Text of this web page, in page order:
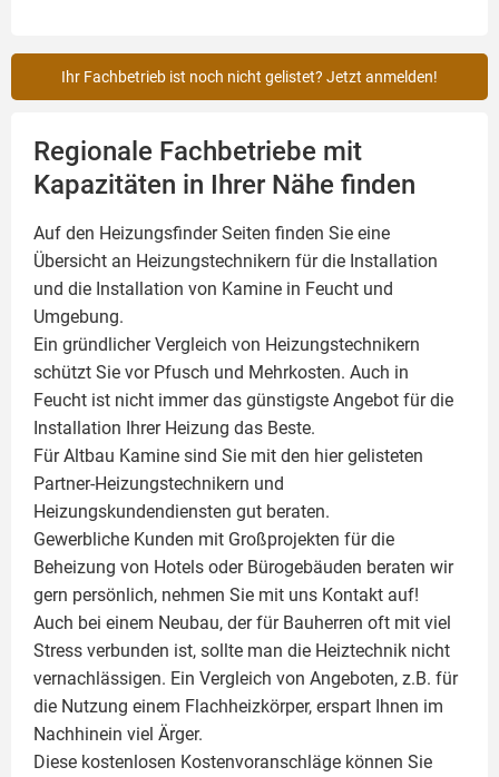
Ihr Fachbetrieb ist noch nicht gelistet? Jetzt anmelden!
Regionale Fachbetriebe mit
Kapazitäten in Ihrer Nähe finden
Auf den Heizungsfinder Seiten finden Sie eine
Übersicht an Heizungstechnikern für die Installation
und die Installation von Kamine in Feucht und
Umgebung.
Ein gründlicher Vergleich von Heizungstechnikern
schützt Sie vor Pfusch und Mehrkosten. Auch in
Feucht ist nicht immer das günstigste Angebot für die
Installation Ihrer Heizung das Beste.
Für Altbau Kamine sind Sie mit den hier gelisteten
Partner-Heizungstechnikern und
Heizungskundendiensten gut beraten.
Gewerbliche Kunden mit Großprojekten für die
Beheizung von Hotels oder Bürogebäuden beraten wir
gern persönlich, nehmen Sie mit uns Kontakt auf!
Auch bei einem Neubau, der für Bauherren oft mit viel
Stress verbunden ist, sollte man die Heiztechnik nicht
vernachlässigen. Ein Vergleich von Angeboten, z.B. für
die Nutzung einem Flachheizkörper, erspart Ihnen im
Nachhinein viel Ärger.
Diese kostenlosen Kostenvoranschläge können Sie